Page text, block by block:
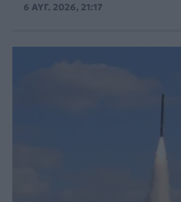
6 ΑΥΓ. 2026, 21:17